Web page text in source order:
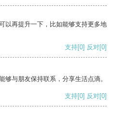
以再提升一下，比如能够支持更多地
支持[0] 反对[0]
够与朋友保持联系，分享生活点滴。
支持[0] 反对[0]